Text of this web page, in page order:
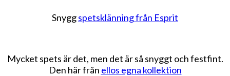
Snyggspetsklänning från Esprit
Mycket spets är det, men det är så snyggt och festfint.
Den här från ellos egna kollektion